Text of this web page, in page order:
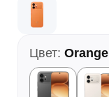
Цвет: Orange